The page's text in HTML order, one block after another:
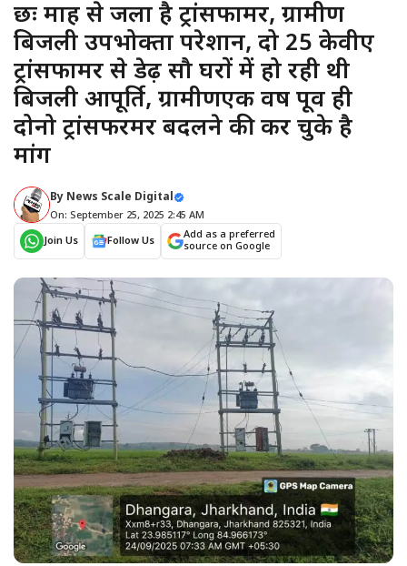
छः माह से जला है ट्रांसफार्मर, ग्रामीण
बिजली उपभोक्ता परेशान, दो 25 केवीए
ट्रांसफार्मर से डेढ़ सौ घरों में हो रही थी
बिजली आपूर्ति, ग्रामीणएक वर्ष पूर्व ही
दोनो ट्रांसफरर्मर बदलने की कर चुके है
मांग
By News Scale Digital
On: September 25, 2025 2:45 AM
Join Us
Follow Us
Add as a preferred
source on Google